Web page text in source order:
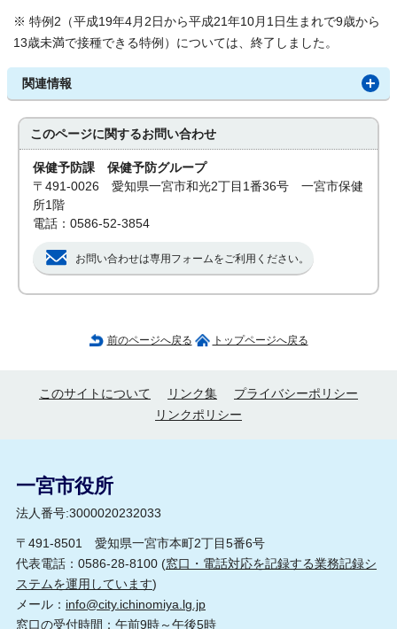
※ 特例2（平成19年4月2日から平成21年10月1日生まれで9歳から
13歳未満で接種できる特例）については、終了しました。
関連情報
このページに関するお問い合わせ
保健予防課 保健予防グループ
〒491-0026 愛知県一宮市和光2丁目1番36号 一宮市保健
所1階
電話：0586-52-3854
お問い合わせは専用フォームをご利用ください。
前のページへ戻る トップページへ戻る
このサイトについて リンク集
プライバシーポリシー
リンクポリシー
一宮市役所
法人番号:3000020232033
〒491-8501 愛知県一宮市本町2丁目5番6号
代表電話：0586-28-8100 (窓口・電話対応を記録する業務記録シ
ステムを運用しています)
メール： info@city.ichinomiya.lg.jp
窓口の受付時間：午前9時～午後5時